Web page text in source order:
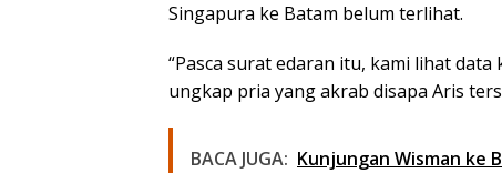
Singapura ke Batam belum terlihat.
“Pasca surat edaran itu, kami lihat
ungkap pria yang akrab disapa Aris
BACA JUGA: Kunjungan Wisman ke